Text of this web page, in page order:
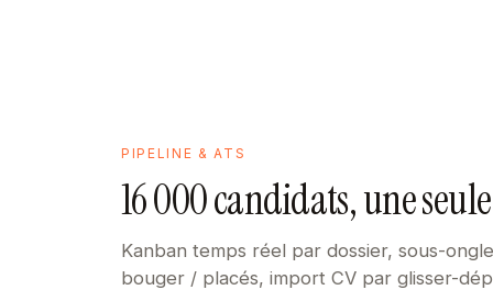
PIPELINE & ATS
16 000 candidats, une
Kanban temps réel par dossier, sous-
bouger / placés, import CV par glisser-